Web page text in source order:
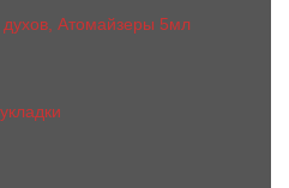
Атомайзеры 5мл